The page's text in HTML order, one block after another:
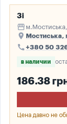
3і
storefront
place Мостиська,
call +380 50
в наличии
186.38
Цена давно не